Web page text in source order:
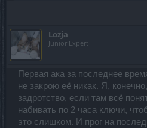
Lozja
Junior Expert
Первая ака за последнее
не закрою её никак. Я,
задротство, если там всё
набивать по 2 часа ключи,
это слишком. И прог на